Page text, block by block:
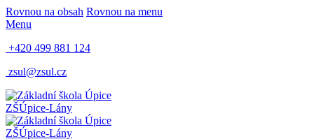
Rovnou na obsah Rovnou na menu
Menu
+420 499 881 124
zsul@zsul.cz
ZŠÚpice-Lány
ZŠÚpice-Lány